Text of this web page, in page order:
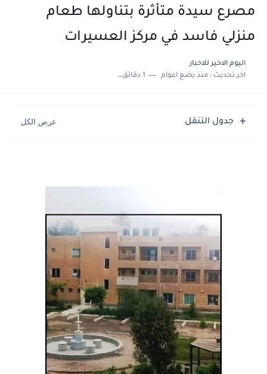
مصرع سيدة متأثرة بتناولها طعام
منزلي فاسد في مركز العسيرات
اليوم الاخير للاخبار
اخر تحديث :منذ بضع اعوام 1 دقائق للقراءة
جدول التنقل